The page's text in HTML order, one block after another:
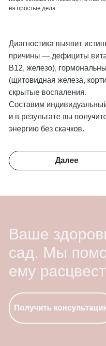
Ваше
сад. Мы
ему
на простые дела
Диагностика выявит
причины — дефициты
B12, железо),
(щитовидная железа,
скрытые воспаления.
Составим
и в результате вы
энергию без скачков.
Далее
Получить